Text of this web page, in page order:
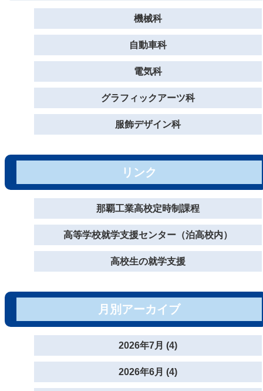
機械科
自動車科
電気科
グラフィックアーツ科
服飾デザイン科
リンク
那覇工業高校定時制課程
高等学校就学支援センター（泊高校内）
高校生の就学支援
月別アーカイブ
2026年7月 (4)
2026年6月 (4)